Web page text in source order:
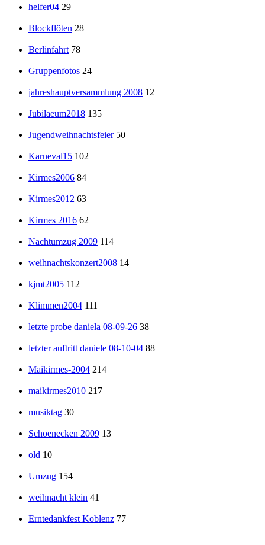
helfer04 29
Blockflöten 28
Berlinfahrt 78
Gruppenfotos 24
jahreshauptversammlung 2008 12
Jubilaeum2018 135
Jugendweihnachtsfeier 50
Karneval15 102
Kirmes2006 84
Kirmes2012 63
Kirmes 2016 62
Nachtumzug 2009 114
weihnachtskonzert2008 14
kjmt2005 112
Klimmen2004 111
letzte probe daniela 08-09-26 38
letzter auftritt daniele 08-10-04 88
Maikirmes-2004 214
maikirmes2010 217
musiktag 30
Schoenecken 2009 13
old 10
Umzug 154
weihnacht klein 41
Erntedankfest Koblenz 77